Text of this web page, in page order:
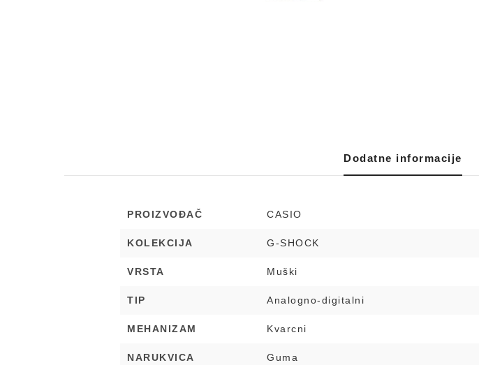
Dodatne informacije
PROIZVOĐAČ CASIO
KOLEKCIJA G-SHOCK
VRSTA Muški
TIP Analogno-digitalni
MEHANIZAM Kvarcni
NARUKVICA Guma